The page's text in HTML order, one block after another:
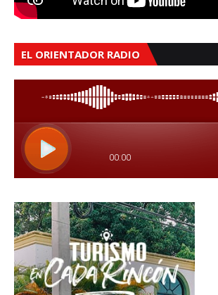
EL ORIENTADOR RADIO